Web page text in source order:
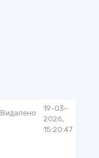
Видалено
19-03-
2026,
15:20:47